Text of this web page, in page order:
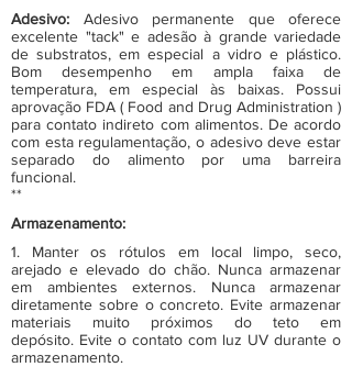
Adesivo: Adesivo permanente que oferece
excelente "tack" e adesão à grande variedade
de substratos, em especial a vidro e plástico.
Bom desempenho em ampla faixa de
temperatura, em especial às baixas. Possui
aprovação FDA ( Food and Drug Administration )
para contato indireto com alimentos. De acordo
com esta regulamentação, o adesivo deve estar
separado do alimento por uma barreira
funcional.
**
Armazenamento:
1. Manter os rótulos em local limpo, seco,
arejado e elevado do chão. Nunca armazenar
em ambientes externos. Nunca armazenar
diretamente sobre o concreto. Evite armazenar
materiais muito próximos do teto em
depósito. Evite o contato com luz UV durante o
armazenamento.